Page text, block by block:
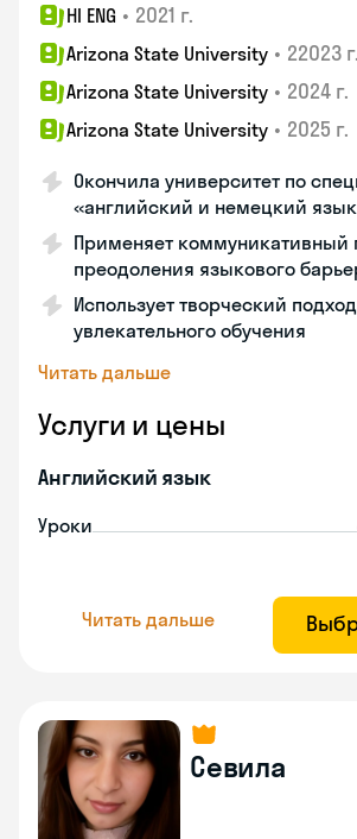
HI ENG • 2021 г.
Arizona State University • 22023 г.
Arizona State University • 2024 г.
Arizona State University • 2025 г.
Окончила университет по
«английский и немецкий
Применяет коммуникативный
преодоления языкового
Использует творческий
увлекательного обучения
Читать дальше
Услуги и цены
Английский язык
Уроки
Читать дальше
Севила